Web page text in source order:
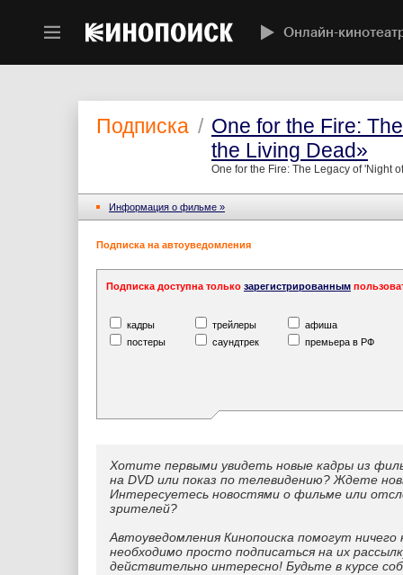
Онлайн-
Подписка / One for the Fire:
the Living Dead»
One for the Fire: The Legacy of 'Night
Информация o фильме »
Подписка на автоуведомления
Подписка доступна только зарегистрированным
кадры трейлеры
афиша
постеры
саундтрек премьера в РФ
Хотите первыми увидеть новые кадры из
на DVD или показ по телевидению? Ждете
Интересуетесь новостями о фильме или
зрителей?
Автоуведомления Кинопоиска помогут
необходимо просто подписаться на их
действительно интересно! Будьте в курсе